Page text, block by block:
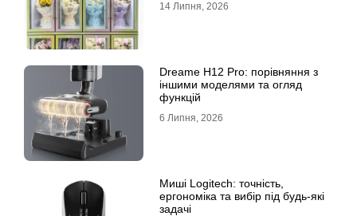
14 Липня, 2026
Dreame H12 Pro: порівняння з
іншими моделями та огляд
функцій
6 Липня, 2026
Миші Logitech: точність,
ергономіка та вибір під будь-які
задачі